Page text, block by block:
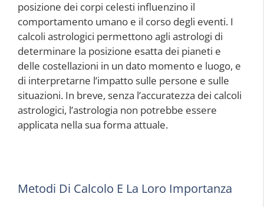
posizione dei corpi celesti influenzino il
comportamento umano e il corso degli eventi. I
calcoli astrologici permettono agli astrologi di
determinare la posizione esatta dei pianeti e
delle costellazioni in un dato momento e luogo, e
di interpretarne l’impatto sulle persone e sulle
situazioni. In breve, senza l’accuratezza dei calcoli
astrologici, l’astrologia non potrebbe essere
applicata nella sua forma attuale.
Metodi Di Calcolo E La Loro Importanza